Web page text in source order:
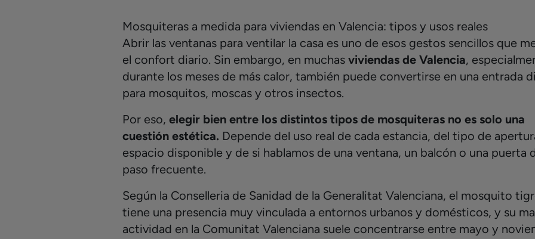
Mosquiteras a medida para viviendas en Valencia: tipos y usos reales
Abrir las ventanas para ventilar la casa es uno de esos gestos sencillos que
el confort diario. Sin embargo, en muchas viviendas de Valencia,
durante los meses de más calor, también puede convertirse en una entrada
para mosquitos, moscas y otros insectos.
Por eso, elegir bien entre los distintos tipos de mosquiteras no es solo una
cuestión estética. Depende del uso real de cada estancia, del tipo de
espacio disponible y de si hablamos de una ventana, un balcón o una puerta
paso frecuente.
Según la Conselleria de Sanidad de la Generalitat Valenciana, el mosquito
tiene una presencia muy vinculada a entornos urbanos y domésticos, y su
actividad en la Comunitat Valenciana suele concentrarse entre mayo y